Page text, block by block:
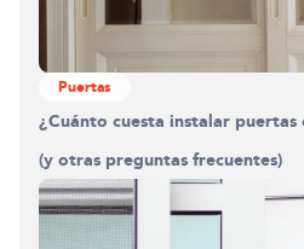
Puertas
¿Cuánto cuesta instalar
(y otras preguntas frecuentes)